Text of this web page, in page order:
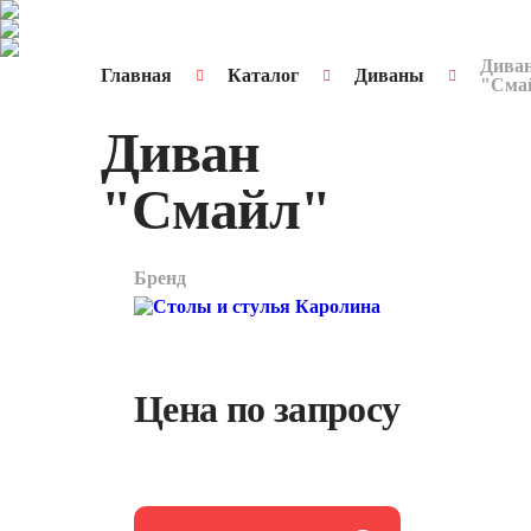
Главная Каталог Диваны
Диван
"Смайл"
арт.
Бренд
Цена по запросу